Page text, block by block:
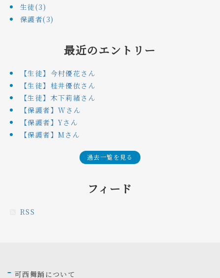
生徒(3)
保護者(3)
最近のエントリー
【生徒】今村優花さん
【生徒】桂井優依さん
【生徒】木下莉緒さん
【保護者】Wさん
【保護者】Yさん
【保護者】Mさん
過去一覧を見る
フィード
RSS
可西舞踊について